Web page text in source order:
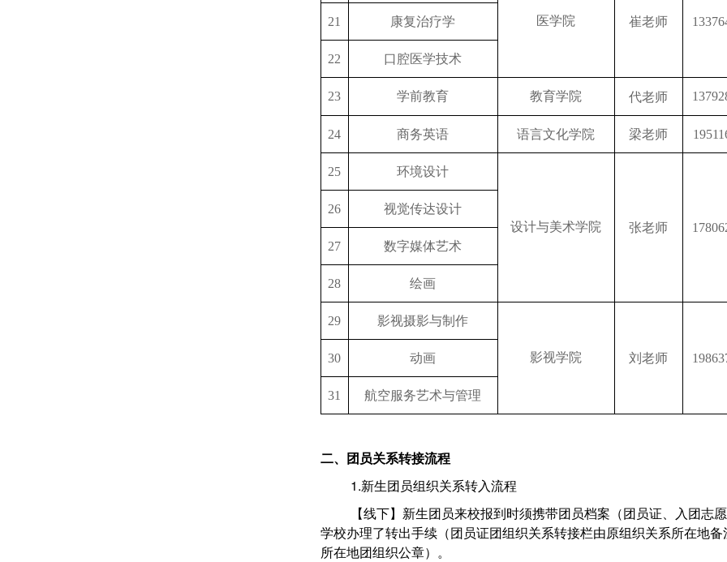
医学院 崔老师
21 康复治疗学
22 口腔医学技术
23 学前教育 教育学院 代老师
24 商务英语 语言文化学院 梁老师
25 环境设计
设计与美术学院 张老师
26 视觉传达设计
27 数字媒体艺术
28 绘画
29 影视摄影与制作
影视学院 刘老师
30 动画
31 航空服务艺术与管理
二、团员关系转接流程
1.新生团员组织关系转入流程
【线下】新生团员来校报到时须携带团员档案（团员证、入团志
学校办理了转出手续（团员证团组织关系转接栏由原组织关系所在地
所在地团组织公章）。